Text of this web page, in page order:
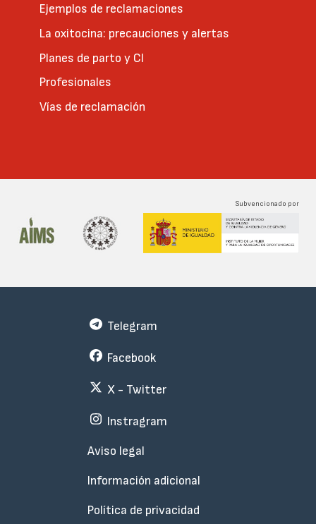
Ejemplos de reclamaciones
La oxitocina: precauciones y alertas
Planes de parto y CI
Profesionales
Vías de reclamación
Subvencionado por
Subfooter
Telegram
Facebook
X - Twitter
Instragram
Aviso legal
Información adicional
Política de privacidad